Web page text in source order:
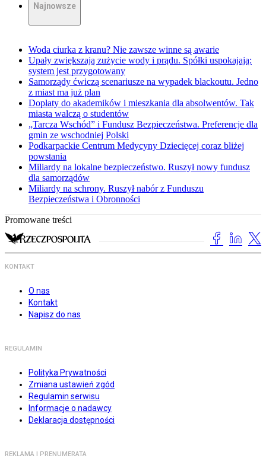
Najnowsze
Woda ciurka z kranu? Nie zawsze winne są awarie
Upały zwiększają zużycie wody i prądu. Spółki uspokajają:
system jest przygotowany
Samorządy ćwiczą scenariusze na wypadek blackoutu. Jedno
z miast ma już plan
Dopłaty do akademików i mieszkania dla absolwentów. Tak
miasta walczą o studentów
„Tarcza Wschód” i Fundusz Bezpieczeństwa. Preferencje dla
gmin ze wschodniej Polski
Podkarpackie Centrum Medycyny Dziecięcej coraz bliżej
powstania
Miliardy na lokalne bezpieczeństwo. Ruszył nowy fundusz
dla samorządów
Miliardy na schrony. Ruszył nabór z Funduszu
Bezpieczeństwa i Obronności
Promowane treści
KONTAKT
O nas
Kontakt
Napisz do nas
REGULAMIN
Polityka Prywatności
Zmiana ustawień zgód
Regulamin serwisu
Informacje o nadawcy
Deklaracja dostępności
REKLAMA I PRENUMERATA